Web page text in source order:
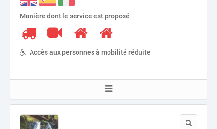
Manière dont le service est proposé
Accès aux personnes à mobilité réduite